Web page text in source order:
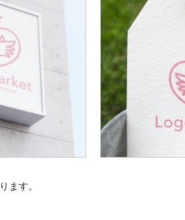
ます。